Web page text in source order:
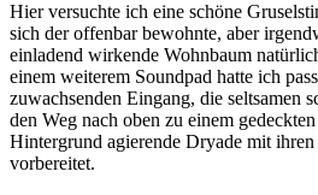
Hier versuchte ich eine schöne
sich der offenbar bewohnte, aber
einladend wirkende Wohnbaum
einem weiterem Soundpad hatte ich
zuwachsenden Eingang, die seltsamen
den Weg nach oben zu einem
Hintergrund agierende Dryade mit
vorbereitet.